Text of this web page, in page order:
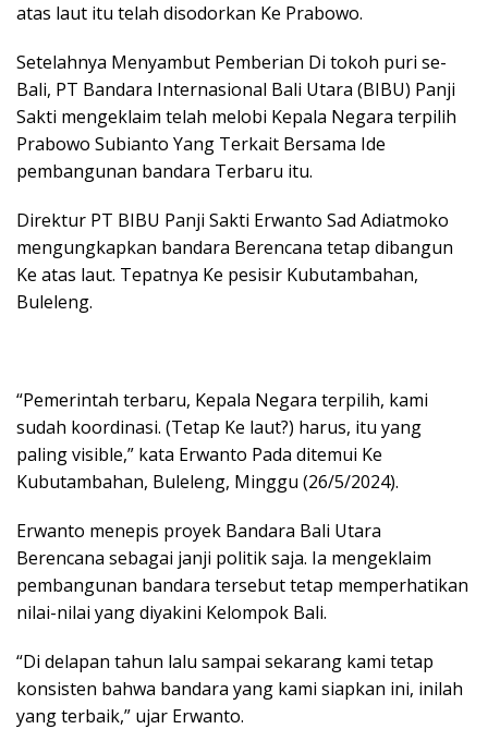
atas laut itu telah disodorkan Ke Prabowo.
Setelahnya Menyambut Pemberian Di tokoh puri se-
Bali, PT Bandara Internasional Bali Utara (BIBU) Panji
Sakti mengeklaim telah melobi Kepala Negara terpilih
Prabowo Subianto Yang Terkait Bersama Ide
pembangunan bandara Terbaru itu.
Direktur PT BIBU Panji Sakti Erwanto Sad Adiatmoko
mengungkapkan bandara Berencana tetap dibangun
Ke atas laut. Tepatnya Ke pesisir Kubutambahan,
Buleleng.
“Pemerintah terbaru, Kepala Negara terpilih, kami
sudah koordinasi. (Tetap Ke laut?) harus, itu yang
paling visible,” kata Erwanto Pada ditemui Ke
Kubutambahan, Buleleng, Minggu (26/5/2024).
Erwanto menepis proyek Bandara Bali Utara
Berencana sebagai janji politik saja. Ia mengeklaim
pembangunan bandara tersebut tetap memperhatikan
nilai-nilai yang diyakini Kelompok Bali.
“Di delapan tahun lalu sampai sekarang kami tetap
konsisten bahwa bandara yang kami siapkan ini, inilah
yang terbaik,” ujar Erwanto.